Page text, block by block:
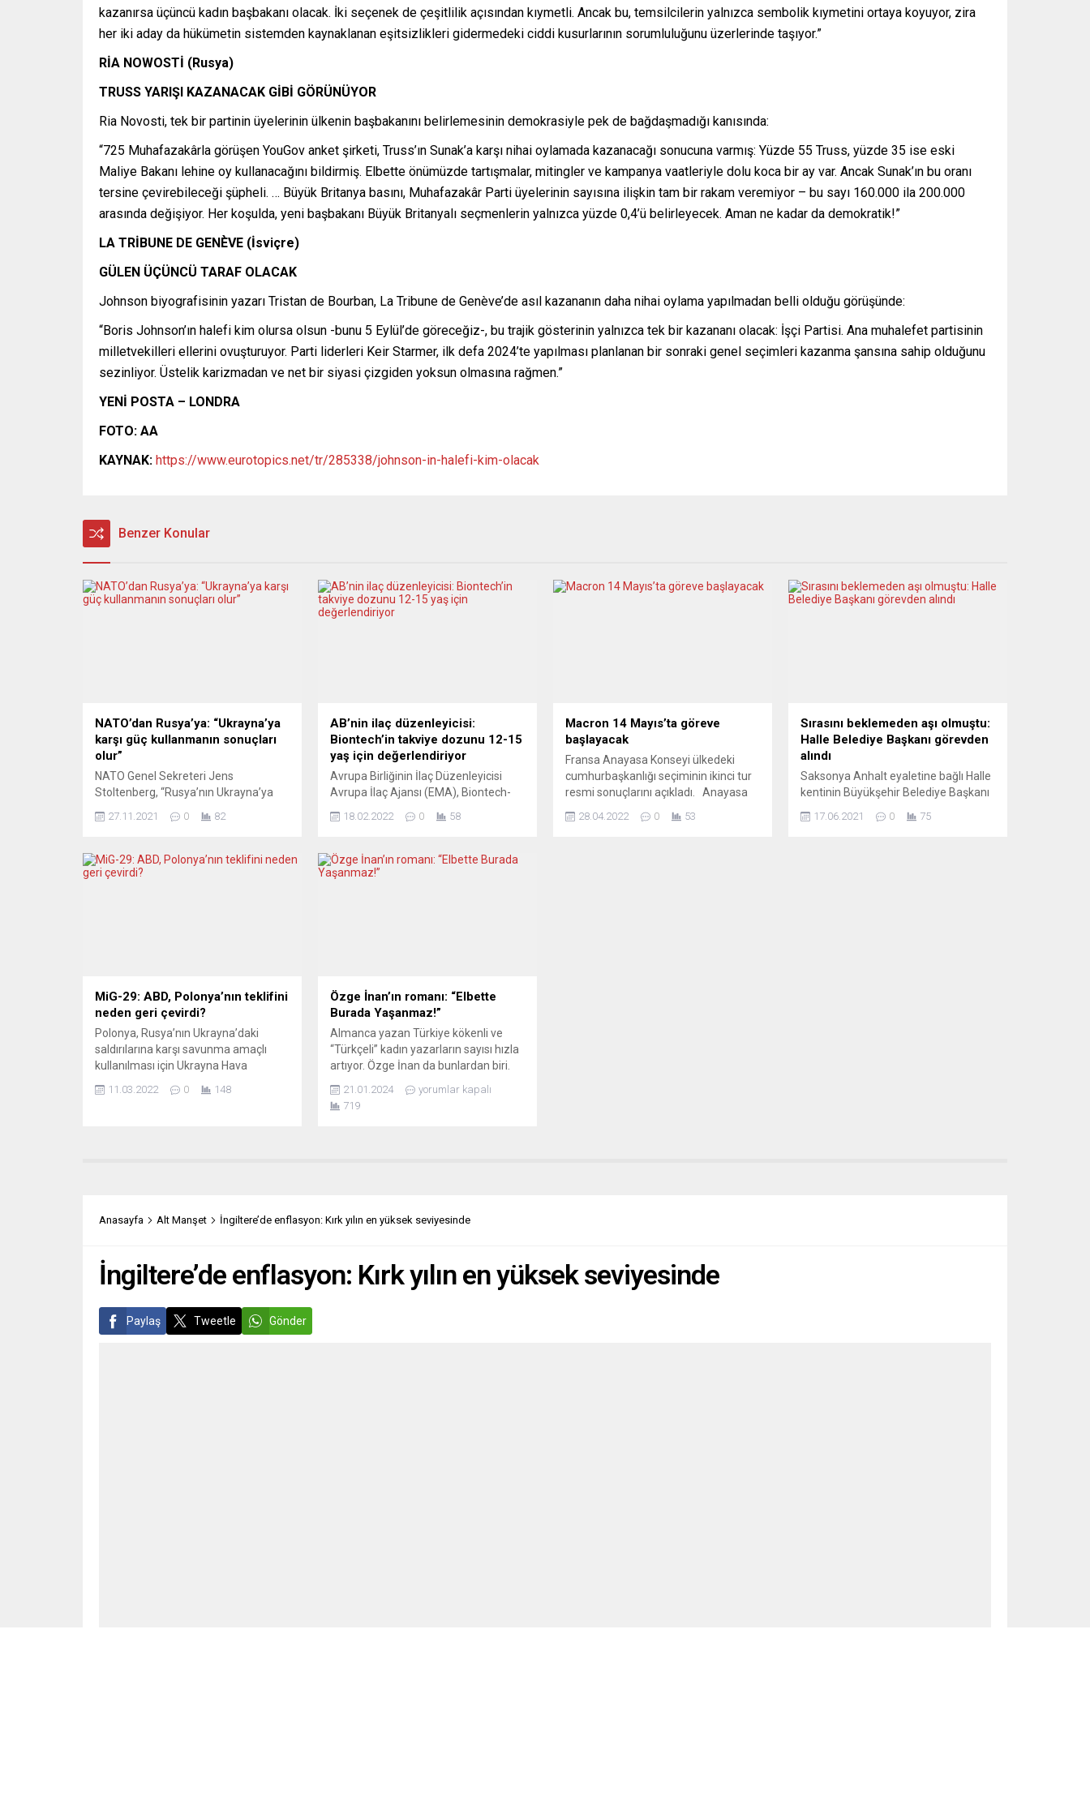
kazanırsa üçüncü kadın başbakanı olacak. İki seçenek de çeşitlilik açısından kıymetli. Ancak bu, temsilcilerin yalnızca sembolik kıymetini ortaya koyuyor, zira
her iki aday da hükümetin sistemden kaynaklanan eşitsizlikleri gidermedeki ciddi kusurlarının sorumluluğunu üzerlerinde taşıyor.”
RİA NOWOSTİ (Rusya)
TRUSS YARIŞI KAZANACAK GİBİ GÖRÜNÜYOR
Ria Novosti, tek bir partinin üyelerinin ülkenin başbakanını belirlemesinin demokrasiyle pek de bağdaşmadığı kanısında:
“725 Muhafazakârla görüşen YouGov anket şirketi, Truss’ın Sunak’a karşı nihai oylamada kazanacağı sonucuna varmış: Yüzde 55 Truss, yüzde 35 ise eski
Maliye Bakanı lehine oy kullanacağını bildirmiş. Elbette önümüzde tartışmalar, mitingler ve kampanya vaatleriyle dolu koca bir ay var. Ancak Sunak’ın bu oranı
tersine çevirebileceği şüpheli. … Büyük Britanya basını, Muhafazakâr Parti üyelerinin sayısına ilişkin tam bir rakam veremiyor – bu sayı 160.000 ila 200.000
arasında değişiyor. Her koşulda, yeni başbakanı Büyük Britanyalı seçmenlerin yalnızca yüzde 0,4’ü belirleyecek. Aman ne kadar da demokratik!”
LA TRİBUNE DE GENÈVE (İsviçre)
GÜLEN ÜÇÜNCÜ TARAF OLACAK
Johnson biyografisinin yazarı Tristan de Bourban, La Tribune de Genève’de asıl kazananın daha nihai oylama yapılmadan belli olduğu görüşünde:
“Boris Johnson’ın halefi kim olursa olsun -bunu 5 Eylül’de göreceğiz-, bu trajik gösterinin yalnızca tek bir kazananı olacak: İşçi Partisi. Ana muhalefet partisinin
milletvekilleri ellerini ovuşturuyor. Parti liderleri Keir Starmer, ilk defa 2024’te yapılması planlanan bir sonraki genel seçimleri kazanma şansına sahip olduğunu
sezinliyor. Üstelik karizmadan ve net bir siyasi çizgiden yoksun olmasına rağmen.”
YENİ POSTA – LONDRA
FOTO: AA
KAYNAK: https://www.eurotopics.net/tr/285338/johnson-in-halefi-kim-olacak
Benzer Konular
NATO’dan Rusya’ya: “Ukrayna’ya
karşı güç kullanmanın sonuçları
olur”
NATO Genel Sekreteri Jens
Stoltenberg, “Rusya’nın Ukrayna’ya
bunun sonuçları ve maliyetleri olacağı
düşürmesi için çağrıda bulunmaya
devam ediyoruz“ dedi. Jens
27.11.2021 0 82
AB’nin ilaç düzenleyicisi:
Biontech’in takviye dozunu 12-15
yaş için değerlendiriyor
Avrupa Birliğinin İlaç Düzenleyicisi
Avrupa İlaç Ajansı (EMA), Biontech-
grubuna takviye dozu için
duyurdu. EMA tarafından yapılan
açıklamada, söz konusu
18.02.2022 0 58
Macron 14 Mayıs’ta göreve
başlayacak
Fransa Anayasa Konseyi ülkedeki
cumhurbaşkanlığı seçiminin ikinci tur
resmi sonuçlarını açıkladı. Anayasa
Fransa Cumhurbaşkanı Emmanuel
28.04.2022 0 53
Sırasını beklemeden aşı olmuştu:
Halle Belediye Başkanı görevden
alındı
Saksonya Anhalt eyaletine bağlı Halle
kentinin Büyükşehir Belediye Başkanı
koronavirüs aşısı olduğu için geçici
17.06.2021 0 75
MiG-29: ABD, Polonya’nın teklifini
neden geri çevirdi?
Polonya, Rusya’nın Ukrayna’daki
saldırılarına karşı savunma amaçlı
kullanılması için Ukrayna Hava
yapımı 28 savaş uçağı verme
reddetti. Bu barışın korunması mı,
yoksa kaçan bir...
11.03.2022 0 148
Özge İnan’ın romanı: “Elbette
Burada Yaşanmaz!”
Almanca yazan Türkiye kökenli ve
“Türkçeli” kadın yazarların sayısı hızla
artıyor. Özge İnan da bunlardan biri.
böyle olaylar oluyor İstanbul’da, ilk kez
televizyonlarda bu kadar penguen
21.01.2024
yorumlar kapalı
719
Anasayfa Alt Manşet İngiltere’de enflasyon: Kırk yılın en yüksek seviyesinde
İngiltere’de enflasyon: Kırk yılın en yüksek seviyesinde
Paylaş Tweetle Gönder